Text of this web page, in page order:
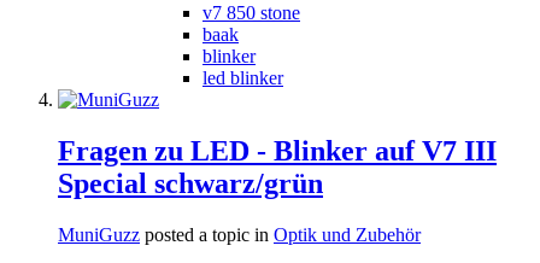
v7 850 stone
baak
blinker
led blinker
Fragen zu LED - Blinker auf V7 III
Special schwarz/grün
MuniGuzz posted a topic in Optik und Zubehör